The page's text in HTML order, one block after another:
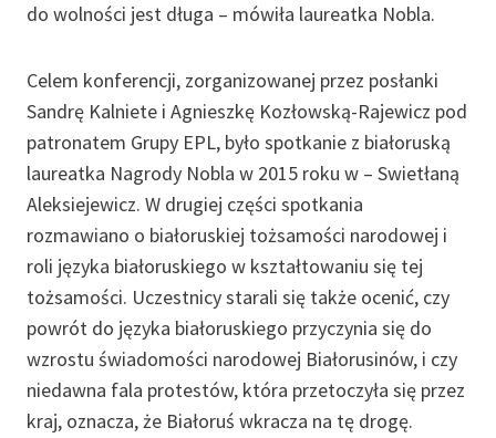
do wolności jest długa – mówiła laureatka Nobla.
Celem konferencji, zorganizowanej przez posłanki
Sandrę Kalniete i Agnieszkę Kozłowską-Rajewicz pod
patronatem Grupy EPL, było spotkanie z białoruską
laureatka Nagrody Nobla w 2015 roku w – Swietłaną
Aleksiejewicz. W drugiej części spotkania
rozmawiano o białoruskiej tożsamości narodowej i
roli języka białoruskiego w kształtowaniu się tej
tożsamości. Uczestnicy starali się także ocenić, czy
powrót do języka białoruskiego przyczynia się do
wzrostu świadomości narodowej Białorusinów, i czy
niedawna fala protestów, która przetoczyła się przez
kraj, oznacza, że Białoruś wkracza na tę drogę.